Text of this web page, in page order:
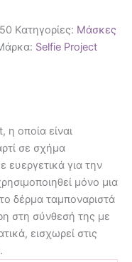
Κατηγορίες: Μάσκες
Selfie Project
οποία είναι
σε σχήμα
ευεργετικά για την
μόνο μια
δέρμα ταμποναριστά
στη σύνθεσή της με
εισχωρεί στις